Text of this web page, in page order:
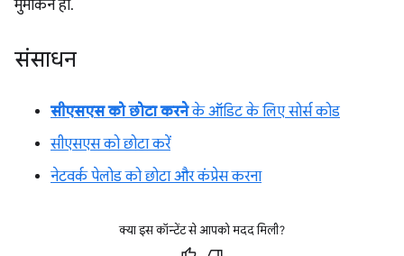
मुमकिन हो.
संसाधन
सीएसएस को छोटा करनेके ऑडिट के लिए सोर्स कोड
सीएसएस को छोटा करें
नेटवर्क पेलोड को छोटा और कंप्रेस करना
क्या इस कॉन्टेंट से आपको मदद मिली?